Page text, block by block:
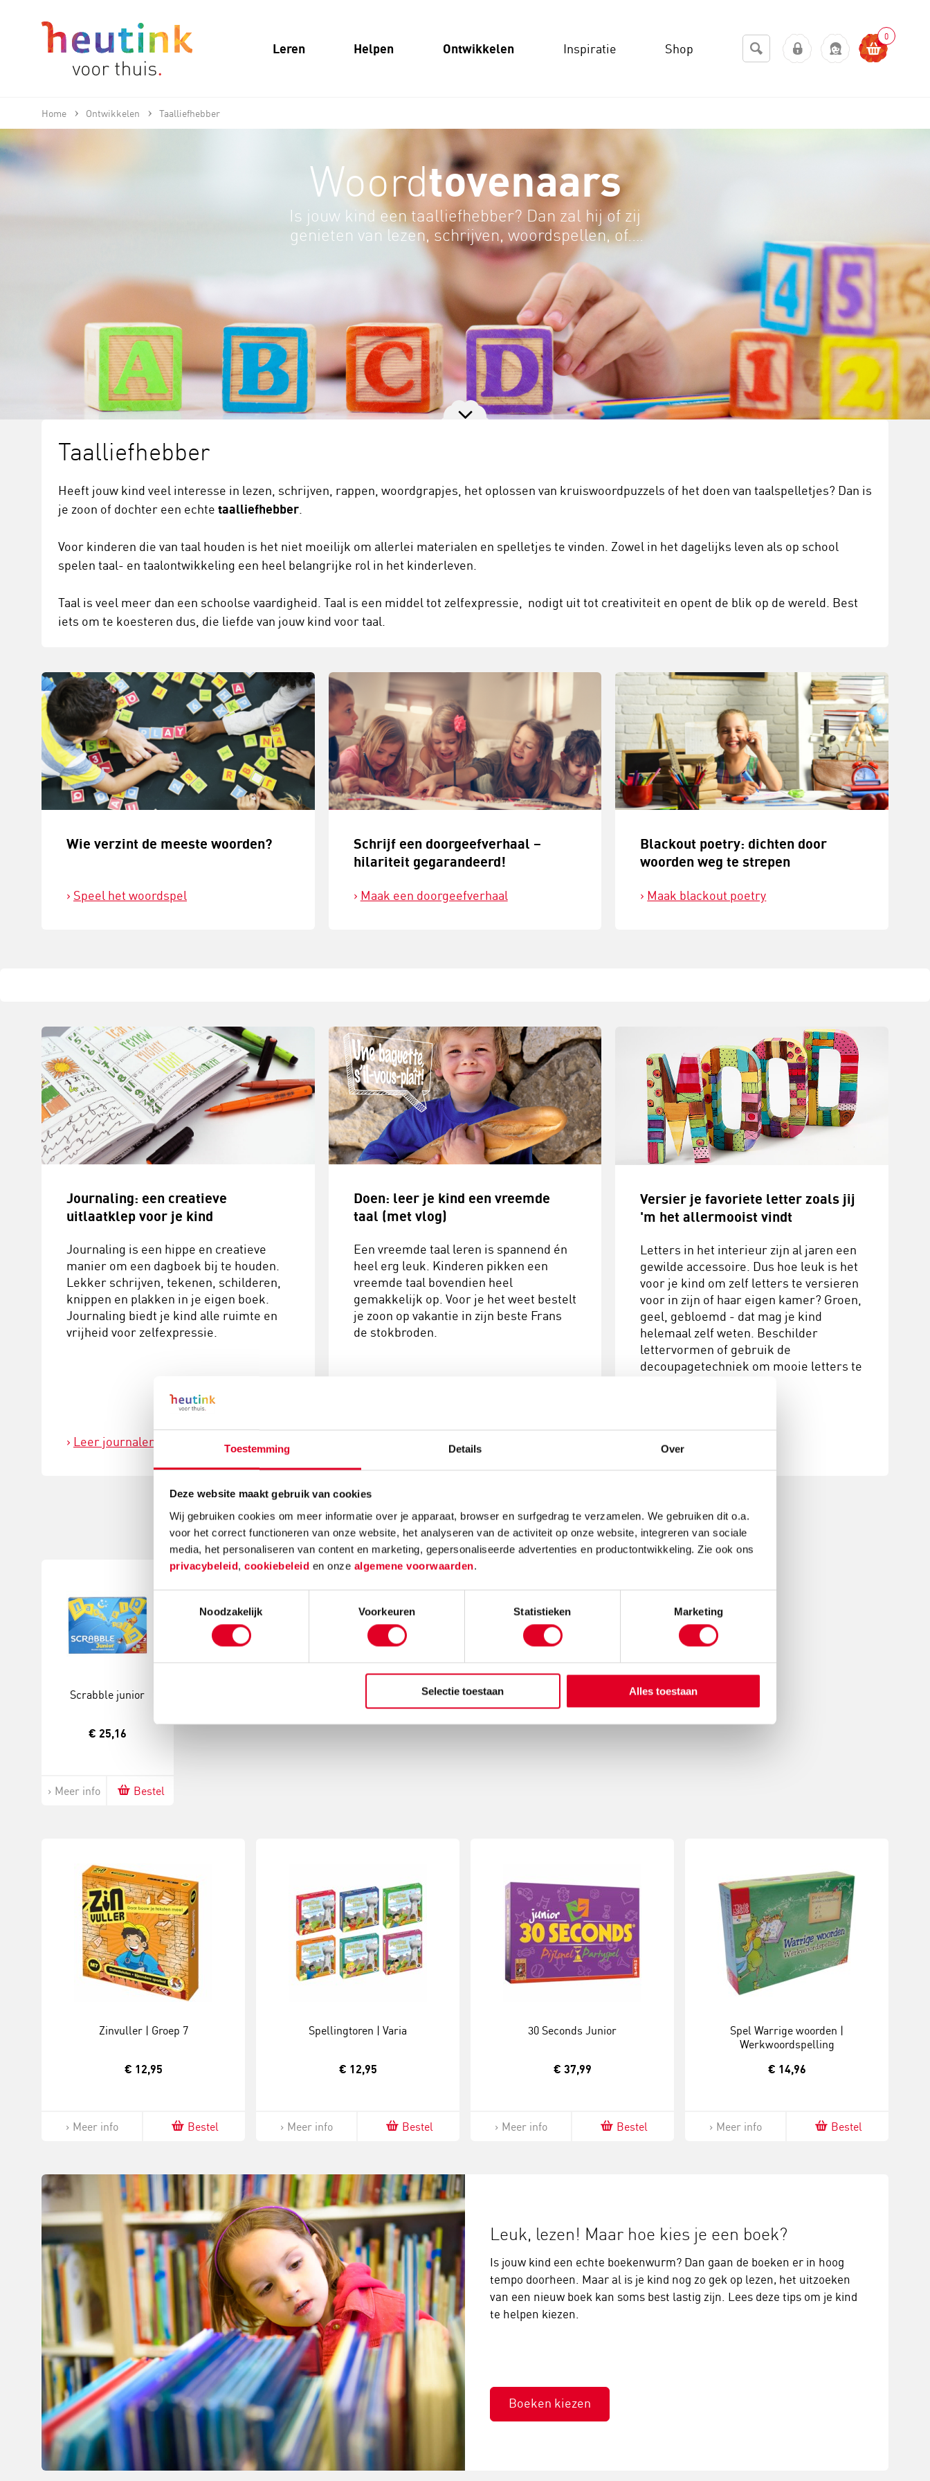
Toestemming Details Over
Deze website maakt gebruik van cookies
Wij gebruiken cookies om meer informatie over je apparaat, browser en surfgedrag te verzamelen. We gebruiken dit o.a.
voor het correct functioneren van onze website, het analyseren van de activiteit op onze website, integreren van sociale
media, het personaliseren van content en marketing, gepersonaliseerde advertenties en productontwikkeling. Zie ook ons
privacybeleid, cookiebeleid en onze algemene voorwaarden.
Noodzakelijk
Voorkeuren Statistieken Marketing
Selectie toestaan Alles toestaan
Leren Helpen Ontwikkelen Inspiratie Shop
0
Home Ontwikkelen Taalliefhebber
Woordtovenaars
Is jouw kind een taalliefhebber? Dan zal hij of zij
genieten van lezen, schrijven, woordspellen, of...
rappen!
Taalliefhebber
Heeft jouw kind veel interesse in lezen, schrijven, rappen, woordgrapjes, het oplossen van kruiswoordpuzzels of het doen van taalspelletjes? Dan is
je zoon of dochter een echte taalliefhebber
Voor kinderen die van taal houden is het niet moeilijk om allerlei materialen en spelletjes te vinden. Zowel in het dagelijks leven als op school
spelen taal- en taalontwikkeling een heel belangrijke rol in het kinderleven.
Taal is veel meer dan een schoolse vaardigheid. Taal is een middel tot zelfexpressie, nodigt uit tot creativiteit en opent de blik op de wereld. Best
iets om te koesteren dus, die liefde van jouw kind voor taal.
Wie verzint de meeste woorden?
Speel het woordspel
Schrijf een doorgeefverhaal –
hilariteit gegarandeerd!
Maak een doorgeefverhaal
Blackout poetry: dichten door
woorden weg te strepen
Maak blackout poetry
Journaling: een creatieve
uitlaatklep voor je kind
Journaling is een hippe en creatieve
manier om een dagboek bij te houden.
Lekker schrijven, tekenen, schilderen,
knippen en plakken in je eigen boek.
Journaling biedt je kind alle ruimte en
vrijheid voor zelfexpressie.
Leer journalen
Doen: leer je kind een vreemde
taal (met vlog)
Een vreemde taal leren is spannend én
heel erg leuk. Kinderen pikken een
vreemde taal bovendien heel
gemakkelijk op. Voor je het weet bestelt
je zoon op vakantie in zijn beste Frans
de stokbroden.
Een nieuwe taal leren
Versier je favoriete letter zoals jij
'm het allermooist vindt
Letters in het interieur zijn al jaren een
gewilde accessoire. Dus hoe leuk is het
voor je kind om zelf letters te versieren
voor in zijn of haar eigen kamer? Groen,
geel, gebloemd - dat mag je kind
helemaal zelf weten. Beschilder
lettervormen of gebruik de
decoupagetechniek om mooie letters te
Bekijk het knutselidee
Spelenmet taal
Scrabble junior
€ 25,16
Meer info Bestel
Zinvuller | Groep 7
€ 12,95
Meer info Bestel
Spellingtoren | Varia
€ 12,95
Meer info Bestel
30 Seconds Junior
€ 37,99
Meer info Bestel
Spel Warrige woorden |
Werkwoordspelling
€ 14,96
Meer info Bestel
Leuk, lezen! Maar hoe kies je een boek?
Is jouw kind een echte boekenwurm? Dan gaan de boeken er in hoog
tempo doorheen. Maar al is je kind nog zo gek op lezen, het uitzoeken
van een nieuw boek kan soms best lastig zijn. Lees deze tips om je kind
te helpen kiezen.
Boeken kiezen